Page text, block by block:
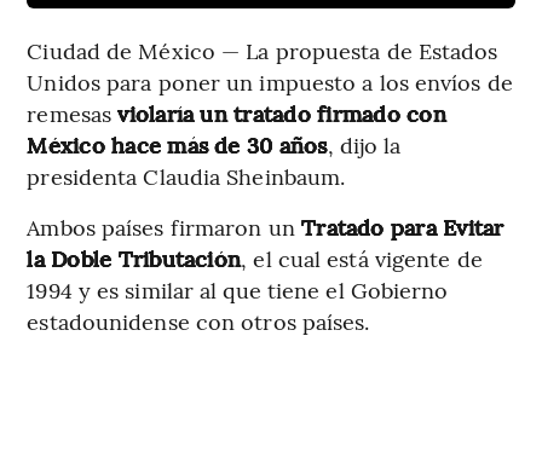
Ciudad de México — La propuesta de Estados
Unidos para poner un impuesto a los envíos de
remesas violaría un tratado firmado con
México hace más de 30 años, dijo la
presidenta Claudia Sheinbaum.
Ambos países firmaron unTratado para Evitar
la Doble Tributación, el cual está vigente de
1994 y es similar al que tiene el Gobierno
estadounidense con otros países.